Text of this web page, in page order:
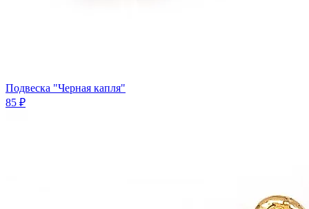
Подвеска "Черная капля"
85 ₽